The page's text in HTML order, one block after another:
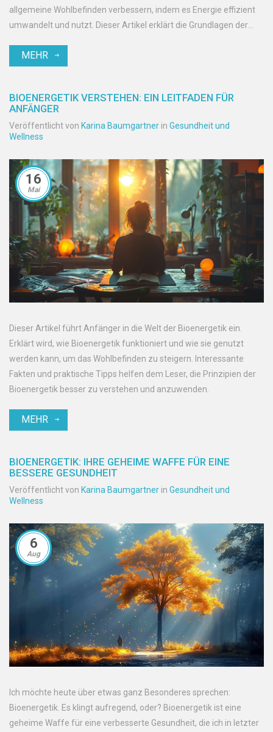
allgemeine Wohlbefinden verbessern, indem es Energie effizient
umwandelt und nutzt. Dieser Artikel erklärt die Grundlagen der
integrieren kann.
MEHR
BIOENERGETIK VERSTEHEN: EIN LEITFADEN FÜR
ANFÄNGER
Veröffentlicht von Karina Baumgartner in Gesundheit und
Wellness
16
Mai
Dieser Artikel führt Anfänger in die Welt der Bioenergetik ein.
Erklärt wird, wie Bioenergetik funktioniert und wie sie genutzt
werden kann, um das Wohlbefinden zu steigern. Interessante
Fakten und praktische Tipps helfen dem Leser, die Prinzipien der
Bioenergetik besser zu verstehen und anzuwenden.
MEHR
BIOENERGETIK: IHRE GEHEIME WAFFE FÜR EINE
BESSERE GESUNDHEIT
Veröffentlicht von Karina Baumgartner in Gesundheit und
Wellness
6
Aug
Ich möchte heute über etwas ganz Besonderes sprechen:
Bioenergetik. Es klingt aufregend, oder? Bioenergetik ist eine
geheime Waffe für eine verbesserte Gesundheit, die ich in letzter